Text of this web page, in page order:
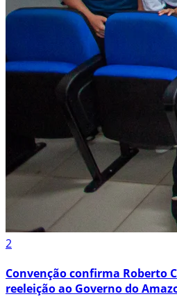
2
Convenção confirma Roberto
reeleição ao Governo do